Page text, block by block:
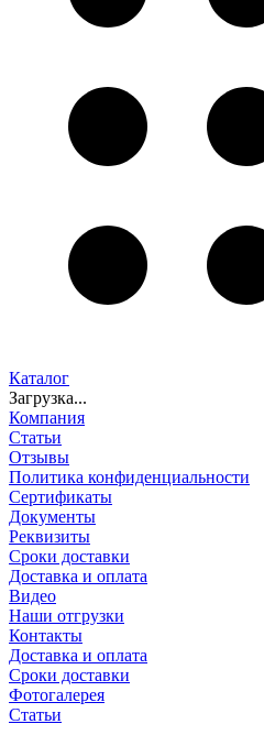
Каталог
Загрузка...
Компания
Статьи
Отзывы
Политика конфиденциальности
Сертификаты
Документы
Реквизиты
Сроки доставки
Доставка и оплата
Видео
Наши отгрузки
Контакты
Доставка и оплата
Сроки доставки
Фотогалерея
Статьи